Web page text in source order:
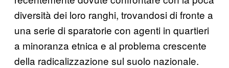
diversità dei loro ranghi, trovandosi di fronte a
una serie di sparatorie con agenti in quartieri
a minoranza etnica e al problema crescente
della radicalizzazione sul suolo nazionale.